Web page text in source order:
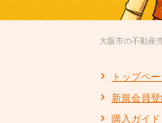
大阪市の不動産
トップペー
新規会員
購入ガイド